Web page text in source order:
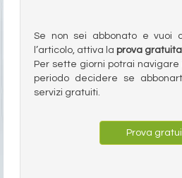
Se non sei abbonato e vuoi
l’articolo, attiva la prova gratuita
Per sette giorni potrai navigare
periodo decidere se
servizi gratuiti.
Prova